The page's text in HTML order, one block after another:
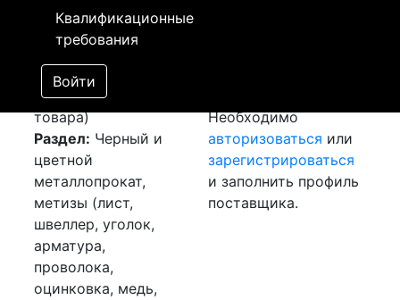
Квалификационные
требования
Войти
Закуп:
Металлопрокат
[Завершен]
Лот №:5311
АУКЦИОН (покупка
товара)
Раздел: Черный и
цветной
металлопрокат,
метизы (лист,
швеллер, уголок,
арматура,
проволока,
оцинковка, медь,
Необходимо
авторизоваться или
зарегистрироваться
и заполнить профиль
поставщика.